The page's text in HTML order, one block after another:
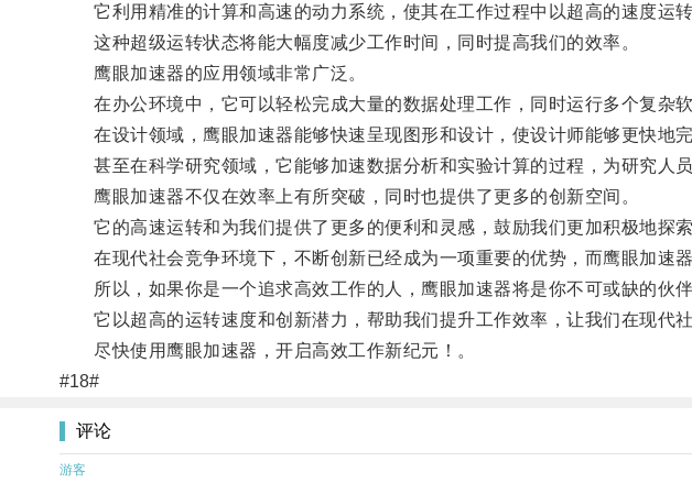
它利用精准的计算和高速的动力系统，使其在工作过程中以超高的速度运转
这种超级运转状态将能大幅度减少工作时间，同时提高我们的效率。
鹰眼加速器的应用领域非常广泛。
在办公环境中，它可以轻松完成大量的数据处理工作，同时运行多个复杂软
在设计领域，鹰眼加速器能够快速呈现图形和设计，使设计师能够更快地完
甚至在科学研究领域，它能够加速数据分析和实验计算的过程，为研究人员
鹰眼加速器不仅在效率上有所突破，同时也提供了更多的创新空间。
它的高速运转和为我们提供了更多的便利和灵感，鼓励我们更加积极地探索
在现代社会竞争环境下，不断创新已经成为一项重要的优势，而鹰眼加速器
所以，如果你是一个追求高效工作的人，鹰眼加速器将是你不可或缺的伙伴
它以超高的运转速度和创新潜力，帮助我们提升工作效率，让我们在现代社
尽快使用鹰眼加速器，开启高效工作新纪元！。
#18#
评论
游客